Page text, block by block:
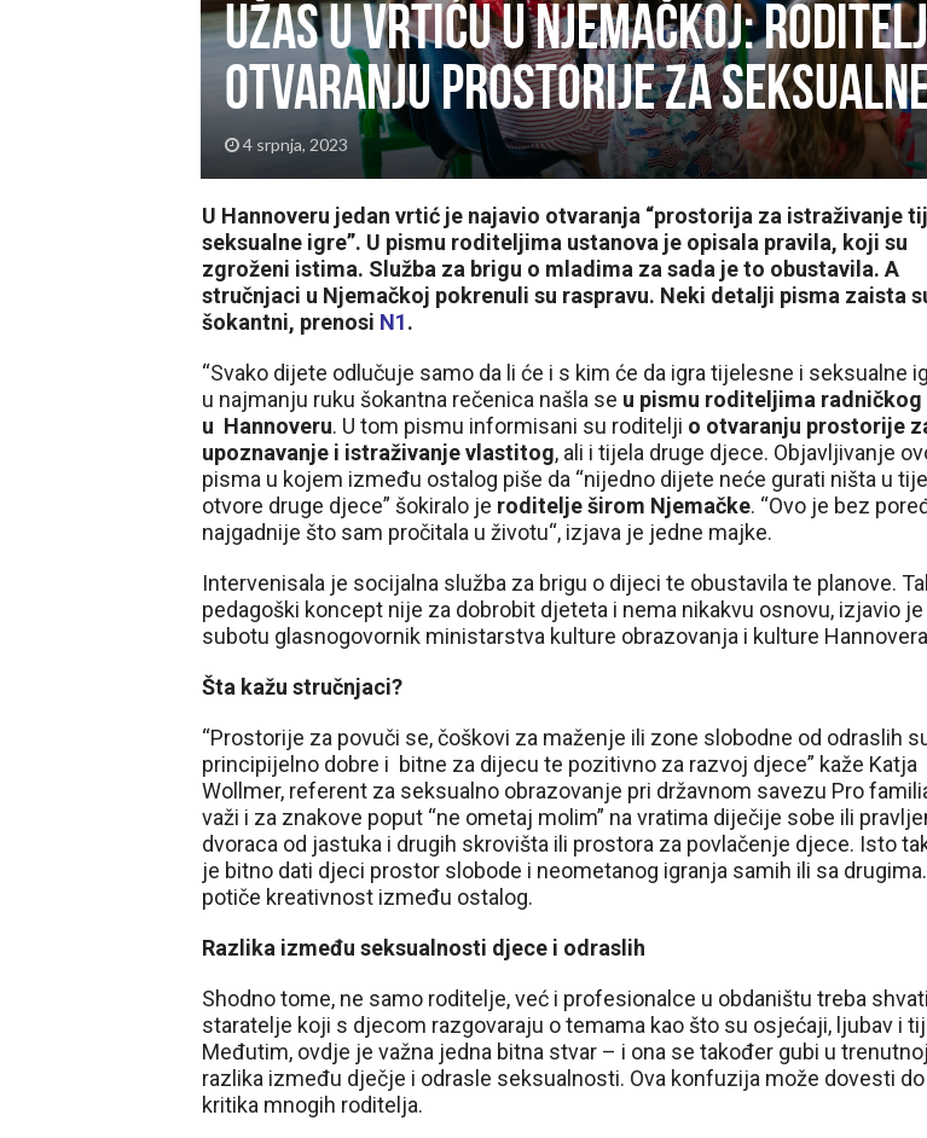
Užas u vrtiću u Njemačkoj:
otvaranju prostorije za
4 srpnja, 2023
U Hannoveru jedan vrtić je najavio otvaranja “prostorija za istraživanje
seksualne igre”. U pismu roditeljima ustanova je opisala pravila, koji su
zgroženi istima. Služba za brigu o mladima za sada je to obustavila. A
stručnjaci u Njemačkoj pokrenuli su raspravu. Neki detalji pisma zaista
šokantni, prenosi N1.
“Svako dijete odlučuje samo da li će i s kim će da igra tijelesne i seksualne
u najmanju ruku šokantna rečenica našla se u pismu roditeljima radničkog
u Hannoveru. U tom pismu informisani su roditelji o otvaranju prostorije
upoznavanje i istraživanje vlastitog, ali i tijela druge djece. Objavljivanje
pisma u kojem između ostalog piše da “nijedno dijete neće gurati ništa u
otvore druge djece” šokiralo je roditelje širom Njemačke. “Ovo je bez
najgadnije što sam pročitala u životu“, izjava je jedne majke.
Intervenisala je socijalna služba za brigu o dijeci te obustavila te planove.
pedagoški koncept nije za dobrobit djeteta i nema nikakvu osnovu, izjavio je
subotu glasnogovornik ministarstva kulture obrazovanja i kulture
Šta kažu stručnjaci?
“Prostorije za povuči se, čoškovi za maženje ili zone slobodne od odraslih
principijelno dobre i bitne za dijecu te pozitivno za razvoj djece” kaže Katja
Wollmer, referent za seksualno obrazovanje pri državnom savezu Pro
važi i za znakove poput “ne ometaj molim” na vratima diječije sobe ili
dvoraca od jastuka i drugih skrovišta ili prostora za povlačenje djece. Isto
je bitno dati djeci prostor slobode i neometanog igranja samih ili sa
potiče kreativnost između ostalog.
Razlika između seksualnosti djece i odraslih
Shodno tome, ne samo roditelje, već i profesionalce u obdaništu treba
staratelje koji s djecom razgovaraju o temama kao što su osjećaji, ljubav i
Međutim, ovdje je važna jedna bitna stvar – i ona se također gubi u
razlika između dječje i odrasle seksualnosti. Ova konfuzija može dovesti
kritika mnogih roditelja.